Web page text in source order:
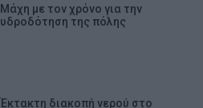
Μάχη με τον χρόνο για την
υδροδότηση της πόλης
Έκτακτη διακοπή νερού στο